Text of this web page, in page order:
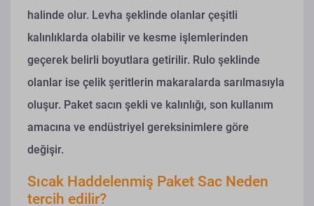
halinde olur. Levha şeklinde olanlar çeşitli
kalınlıklarda olabilir ve kesme işlemlerinden
geçerek belirli boyutlara getirilir. Rulo şeklinde
olanlar ise çelik şeritlerin makaralarda sarılmasıyla
oluşur. Paket sacın şekli ve kalınlığı, son kullanım
amacına ve endüstriyel gereksinimlere göre
değişir.
Sıcak Haddelenmiş Paket Sac Neden
tercih edilir?